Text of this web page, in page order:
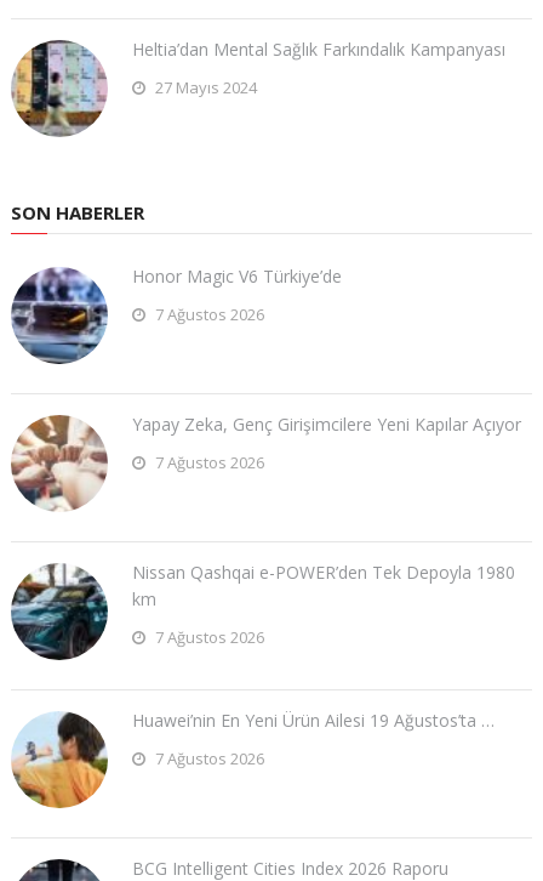
Heltia’dan Mental Sağlık Farkındalık Kampanyası
27 Mayıs 2024
SON HABERLER
Honor Magic V6 Türkiye’de
7 Ağustos 2026
Yapay Zeka, Genç Girişimcilere Yeni Kapılar Açıyor
7 Ağustos 2026
Nissan Qashqai e-POWER’den Tek Depoyla 1980
km
7 Ağustos 2026
Huawei’nin En Yeni Ürün Ailesi 19 Ağustos’ta …
7 Ağustos 2026
BCG Intelligent Cities Index 2026 Raporu